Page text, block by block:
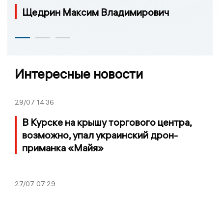
Щедрин Максим Владимирович
Интересные новости
29/07 14:36
В Курске на крышу торгового центра,
возможно, упал украинский дрон-
приманка «Майя»
27/07 07:29